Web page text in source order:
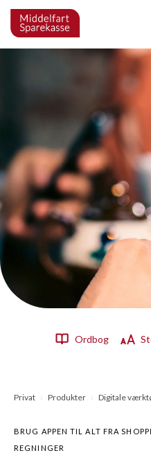
Ordbog
Privat Produkter Digitale
BRUG APPEN TIL ALT FRA
REGNINGER